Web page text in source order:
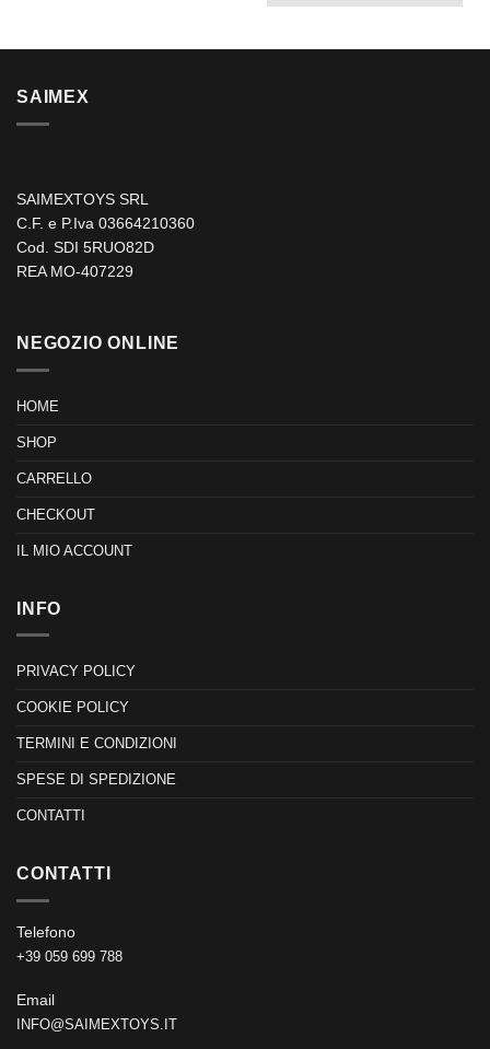
SAIMEX
SAIMEXTOYS SRL
C.F. e P.Iva 03664210360
Cod. SDI 5RUO82D
REA MO-407229
NEGOZIO ONLINE
HOME
SHOP
CARRELLO
CHECKOUT
IL MIO ACCOUNT
INFO
PRIVACY POLICY
COOKIE POLICY
TERMINI E CONDIZIONI
SPESE DI SPEDIZIONE
CONTATTI
CONTATTI
Telefono
+39 059 699 788
Email
INFO@SAIMEXTOYS.IT